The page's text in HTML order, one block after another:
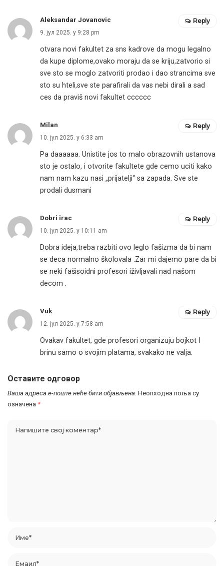
Aleksandar Jovanovic
9. јул 2025. у 9:28 pm
otvara novi fakultet za sns kadrove da mogu legalno
da kupe diplome,ovako moraju da se kriju,zatvorio si
sve sto se moglo zatvoriti prodao i dao strancima sve
sto su hteli,sve ste parafirali da vas nebi dirali a sad
ces da praviš novi fakultet cccccc
Reply
Milan
10. јул 2025. у 6:33 am
Pa daaaaaa. Unistite jos to malo obrazovnih ustanova
sto je ostalo, i otvorite fakultete gde cemo uciti kako
nam nam kazu nasi „prijatelji“ sa zapada. Sve ste
prodali dusmani
Reply
Dobri irac
10. јул 2025. у 10:11 am
Dobra ideja,treba razbiti ovo leglo fašizma da bi nam
se deca normalno školovala .Zar mi dajemo pare da bi
se neki fašisoidni profesori iživljavali nad našom
decom .
Reply
Vuk
12. јул 2025. у 7:58 am
Ovakav fakultet, gde profesori organizuju bojkot I
brinu samo o svojim platama, svakako ne valja.
Reply
Оставите одговор
Ваша адреса е-поште неће бити објављена. Неопходна поља су
означена *